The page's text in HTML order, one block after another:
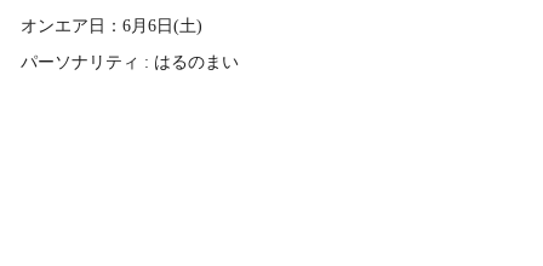
オンエア日：6月6日(土)
パーソナリティ : はるのまい